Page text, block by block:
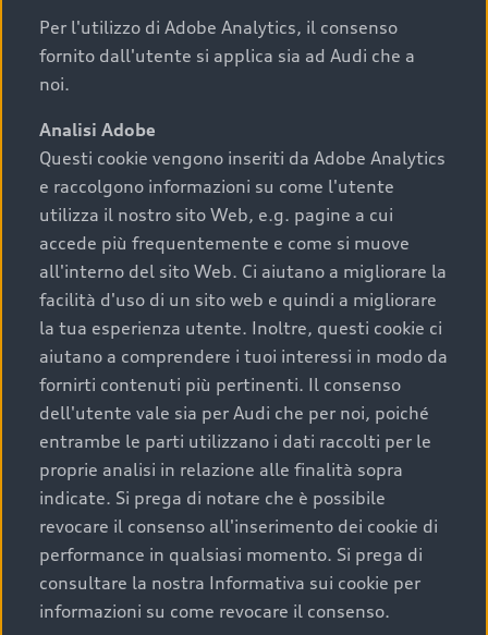
I requisiti fondamentali da considerare prima di
acquistare un’auto usata, oltre al prezzo e all'aspetto,
chilometraggio: un valore contenuto corrisponde a
uno stato migliore del veicolo e a una maggiore
durata nel tempo;
cronologia dei tagliandi: una documentazione
completa della vettura certifica una manutenzione
costante e accurata;
condizioni della carrozzeria e degli interni: una
buona conservazione evidenzia cura e attenzione del
precedente proprietario;
efficienza meccanica: motore, trasmissione e
componenti principali in ottimo stato garantiscono
prestazioni affidabili e sicure.
Acquistare un’auto usata in una Concessionaria ufficiale
Audi che offre l’usato garantito tramite Audi Prima
Scelta :plus, significa affidarsi ad un prodotto che viene
sottoposto a 110 controlli approfonditi e coperto da
Per l'utilizzo di Adobe Analytics, il consenso
fornito dall'utente si applica sia ad Audi che a
noi.
Analisi Adobe
Questi cookie vengono inseriti da Adobe Analytics
e raccolgono informazioni su come l'utente
utilizza il nostro sito Web, e.g. pagine a cui
accede più frequentemente e come si muove
all'interno del sito Web. Ci aiutano a migliorare la
facilità d'uso di un sito web e quindi a migliorare
la tua esperienza utente. Inoltre, questi cookie ci
aiutano a comprendere i tuoi interessi in modo da
fornirti contenuti più pertinenti. Il consenso
dell'utente vale sia per Audi che per noi, poiché
entrambe le parti utilizzano i dati raccolti per le
proprie analisi in relazione alle finalità sopra
indicate. Si prega di notare che è possibile
revocare il consenso all'inserimento dei cookie di
performance in qualsiasi momento. Si prega di
consultare la nostra Informativa sui cookie per
informazioni su come revocare il consenso.